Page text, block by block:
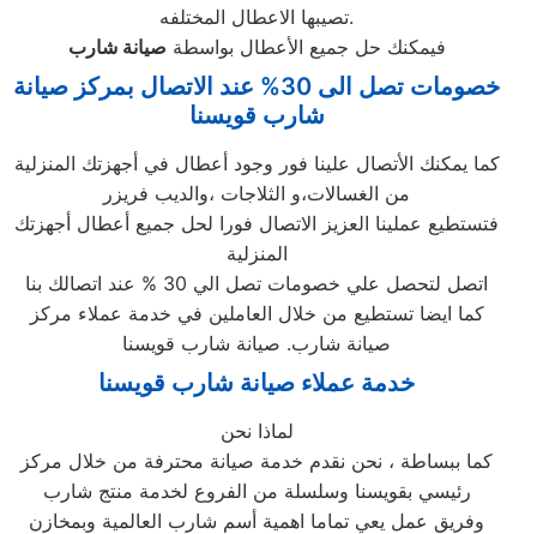
تصيبها الاعطال المختلفه.
فيمكنك حل جميع الأعطال بواسطة صيانة شارب
خصومات تصل الى 30% عند الاتصال بمركز صيانة
شارب قويسنا
كما يمكنك الأتصال علينا فور وجود أعطال في أجهزتك المنزلية
من الغسالات،و الثلاجات ،والديب فريزر
فتستطيع عملينا العزيز الاتصال فورا لحل جميع أعطال أجهزتك
المنزلية
اتصل لتحصل علي خصومات تصل الي 30 % عند اتصالك بنا
كما ايضا تستطيع من خلال العاملين في خدمة عملاء مركز
صيانة شارب. صيانة شارب قويسنا
خدمة عملاء صيانة شارب قويسنا
لماذا نحن
كما ببساطة ، نحن نقدم خدمة صيانة محترفة من خلال مركز
رئيسي بقويسنا وسلسلة من الفروع لخدمة منتج شارب
وفريق عمل يعي تماما اهمية أسم شارب العالمية وبمخازن